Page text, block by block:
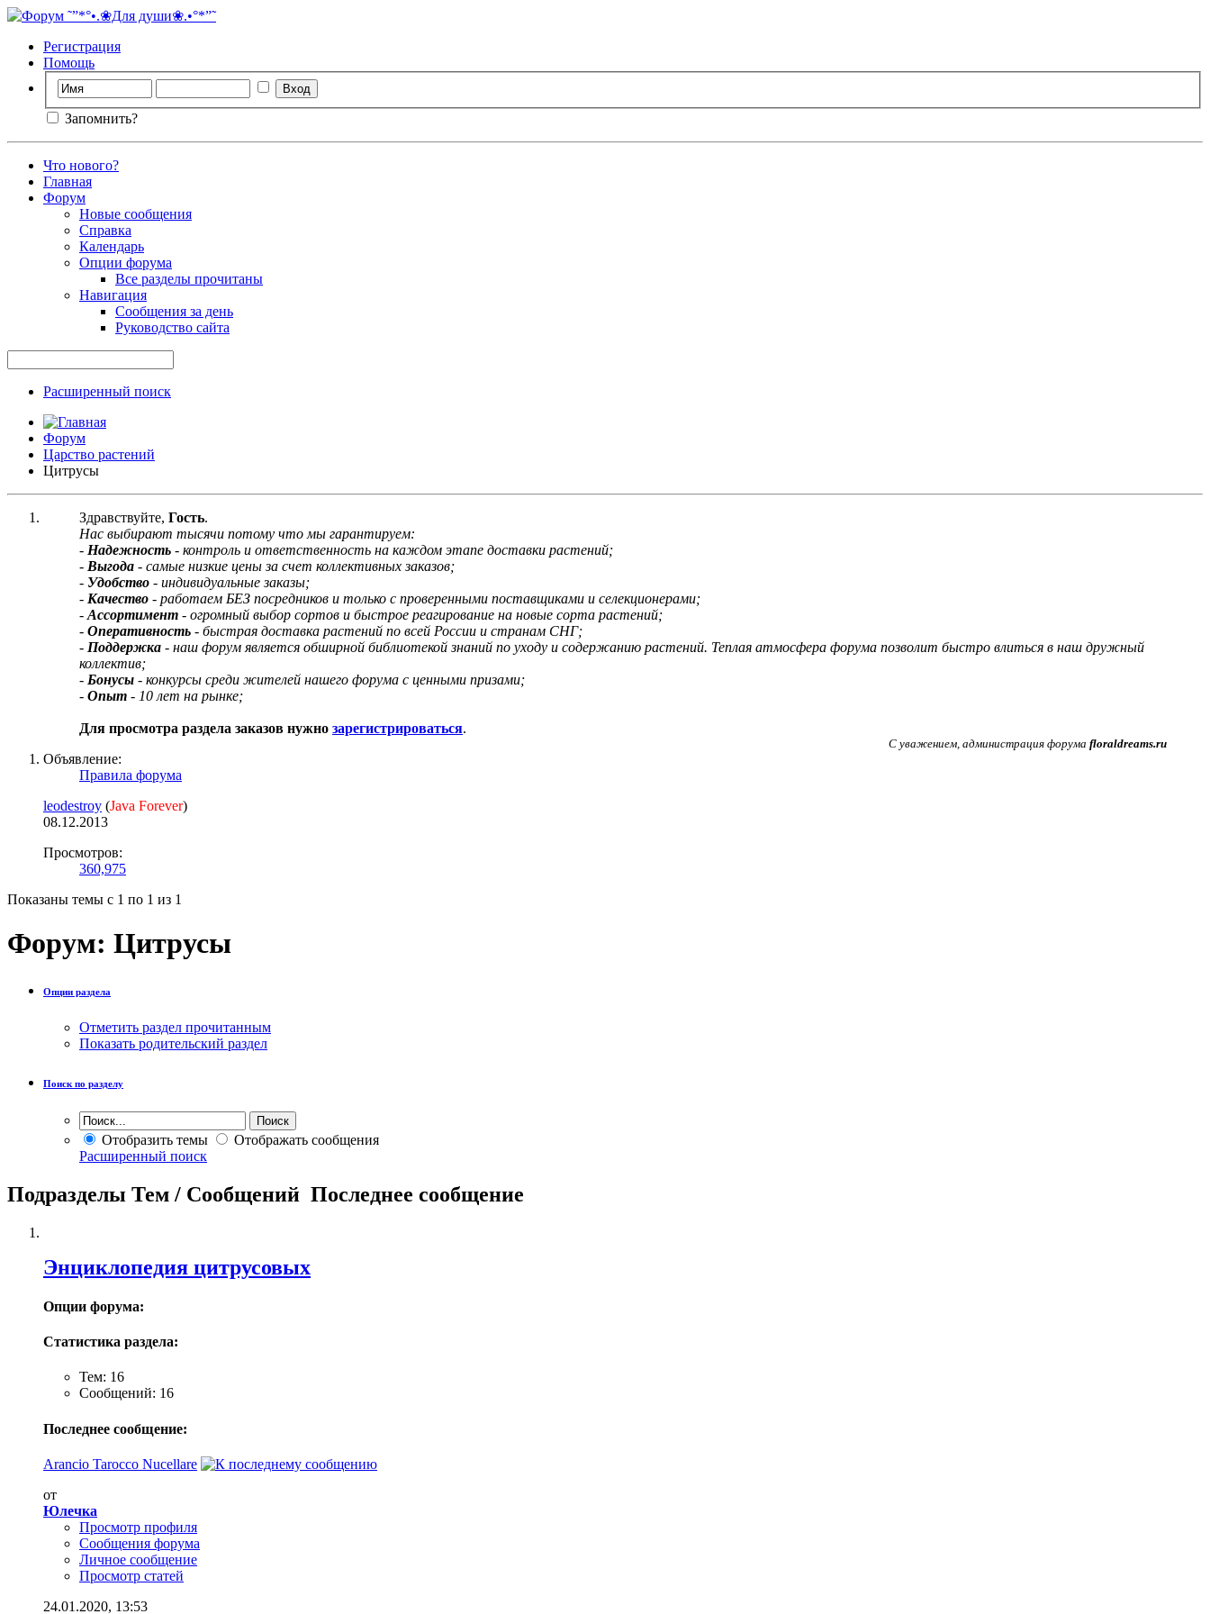
Регистрация
Помощь
Запомнить?
Что нового?
Главная
Форум
Новые сообщения
Справка
Календарь
Опции форума
Все разделы прочитаны
Навигация
Сообщения за день
Руководство сайта
Расширенный поиск
Форум
Царство растений
Цитрусы
Здравствуйте, Гость.
Нас выбирают тысячи потому что мы гарантируем:
- Надежность - контроль и ответственность на каждом этапе доставки растений;
- Выгода - самые низкие цены за счет коллективных заказов;
- Удобство - индивидуальные заказы;
- Качество - работаем БЕЗ посредников и только с проверенными поставщиками и селекционерами;
- Ассортимент - огромный выбор сортов и быстрое реагирование на новые сорта растений;
- Оперативность - быстрая доставка растений по всей России и странам СНГ;
- Поддержка - наш форум является обширной библиотекой знаний по уходу и содержанию растений. Теплая атмосфера форума позволит быстро влиться в наш дружный
коллектив;
- Бонусы - конкурсы среди жителей нашего форума с ценными призами;
- Опыт - 10 лет на рынке;
Для просмотра раздела заказов нужно зарегистрироваться.
С уважением, администрация форума floraldreams.ru
Объявление:
Правила форума
leodestroy (Java Forever)
08.12.2013
Просмотров:
360,975
Показаны темы с 1 по 1 из 1
Форум: Цитрусы
Опции раздела
Отметить раздел прочитанным
Показать родительский раздел
Поиск по разделу
Отобразить темы
Отображать сообщения
Расширенный поиск
Подразделы Тем / Сообщений Последнее сообщение
Энциклопедия цитрусовых
Опции форума:
Статистика раздела:
Тем: 16
Сообщений: 16
Последнее сообщение:
Arancio Tarocco Nucellare
от
Юлечка
Просмотр профиля
Сообщения форума
Личное сообщение
Просмотр статей
24.01.2020, 13:53